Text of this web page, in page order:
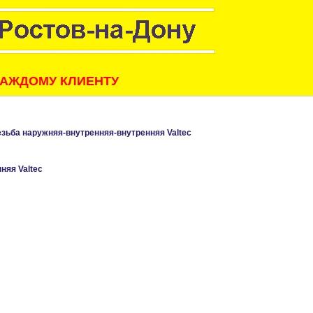
КЛИЕНТУ
наружняя-внутренняя-внутренняя Valtec
Valtec